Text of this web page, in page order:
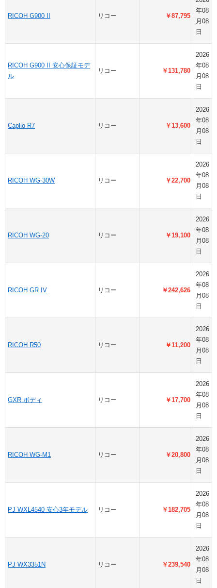
RICOH G900 II リコー ￥87,795
年08
月08
日
RICOH G900 II 安心保証モデ
ル
リコー ￥131,780
2026
年08
月08
日
Caplio R7 リコー ￥13,600
2026
年08
月08
日
RICOH WG-30W リコー ￥22,700
2026
年08
月08
日
RICOH WG-20 リコー ￥19,100
2026
年08
月08
日
RICOH GR IV リコー ￥242,626
2026
年08
月08
日
RICOH R50 リコー ￥11,200
2026
年08
月08
日
GXR ボディ リコー ￥17,700
2026
年08
月08
日
RICOH WG-M1 リコー ￥20,800
2026
年08
月08
日
PJ WXL4540 安心3年モデル リコー ￥182,705
2026
年08
月08
日
PJ WX3351N リコー ￥239,540
2026
年08
月08
日